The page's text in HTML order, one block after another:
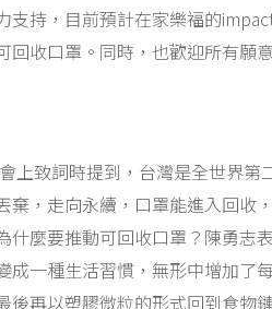
支持，目前預計在家樂福的
回收口罩。同時，也歡迎所有願
上致詞時提到，台灣是全世界
棄，走向永續，口罩能進入回收
什麼要推動可回收口罩？陳勇志
成一種生活習慣，無形中增加了
後再以塑膠微粒的形式回到食物